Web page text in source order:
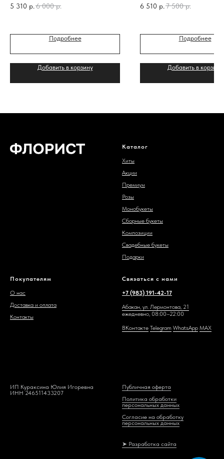
аспарагус, лагурус
5 310 р. 6 000 р.
Подробнее
Добавить в корзину
6 510 р. 7 500 р.
Подробнее
Добавить в корзину
Каталог
Хиты
Акции
Премиум
Розы
Монобукеты
Сборные букеты
Композиции
Свадебные букеты
Подарки
Покупателям
О нас
Доставка и оплата
Контакты
Связаться с нами
+7 (983) 191-42-17
Абакан, ул. Лермонтова, 21
ежедневно, 08:00–22:00
ВКонтакте Telegram WhatsApp MAX
ИП Кураксина Юлия Игоревна
ИНН 246511433207
Публичная оферта
Политика обработки
персональных данных
Согласие на обработку
персональных данных
➤ Разработка сайта